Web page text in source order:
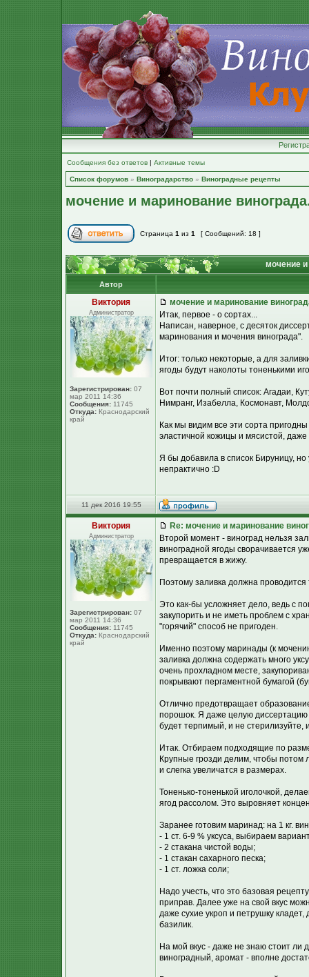
Сообщения без ответов | Активные темы
Список форумов » Виноградарство » Виноградные рецепты
мочение и маринование
Страница 1 из 1 [ Сообщений: 18 ]
мочение
Автор
Виктория
Администратор
Зарегистрирован: 07
мар 2011 14:36
Сообщения: 11745
Откуда: Краснодарский
край
мочение и маринование
Итак, первое - о сортах...
Написан, наверное, с десяток
маринования и мочения винограда".
Итог: только некоторые, а для
ягоды будут наколоты тоненькими
Вот почти полный список: Агадаи,
Нимранг, Изабелла, Космонавт,
Как мы видим все эти сорта
эластичной кожицы и мясистой, даже
Я бы добавила в список Бируницу, но
непрактично :D
11 дек 2016 19:55
Виктория
Администратор
Зарегистрирован: 07
мар 2011 14:36
Сообщения: 11745
Откуда: Краснодарский
край
Re: мочение и маринование
Второй момент - виноград нельзя
виноградной ягоды сворачивается
превращается в жижу.
Поэтому заливка должна
Это как-бы усложняет дело, ведь с
закупорить и не иметь проблем с
"горячий" способ не пригоден.
Именно поэтому маринады (к
заливка должна содержать много
очень прохладном месте,
покрывают пергаментной бумагой
Отлично предотвращает
порошок. Я даже целую диссертацию
будет терпимый, и не стерилизуйте,
Итак. Отбираем подходящие по
Крупные грозди делим, чтобы потом
и слегка увеличатся в размерах.
Тоненько-тоненькой иголочкой,
ягод рассолом. Это выровняет
Заранее готовим маринад: на 1 кг.
- 1 ст. 6-9 % уксуса, выбираем
- 2 стакана чистой воды;
- 1 стакан сахарного песка;
- 1 ст. ложка соли;
Надо учесть, что это базовая
приправ. Далее уже на свой вкус
даже сухие укроп и петрушку
базилик.
На мой вкус - даже не знаю стоит ли
виноградный, аромат - вполне